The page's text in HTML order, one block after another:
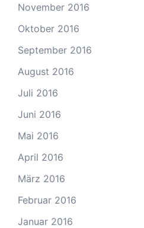
November 2016
Oktober 2016
September 2016
August 2016
Juli 2016
Juni 2016
Mai 2016
April 2016
März 2016
Februar 2016
Januar 2016